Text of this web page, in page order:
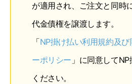
が適用され、ご注文と同時
代金債権を譲渡します。
「NP掛け払い利用規約及
ーポリシー 」に同意して
ください。